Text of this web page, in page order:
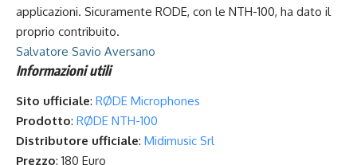
applicazioni. Sicuramente RODE, con le NTH-100, ha dato il
proprio contribuito.
Salvatore Savio Aversano
Informazioni utili
Sito ufficiale: RØDE Microphones
Prodotto: RØDE NTH-100
Distributore ufficiale: Midimusic Srl
Prezzo: 180 Euro